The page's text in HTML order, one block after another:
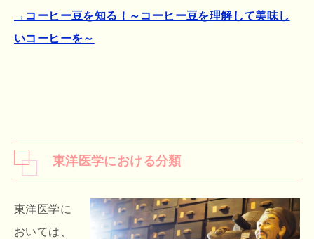
→コーヒー豆を知る！～コーヒー豆を理解して美味し
いコーヒーを～
東洋医学における分類
東洋医学に
おいては、